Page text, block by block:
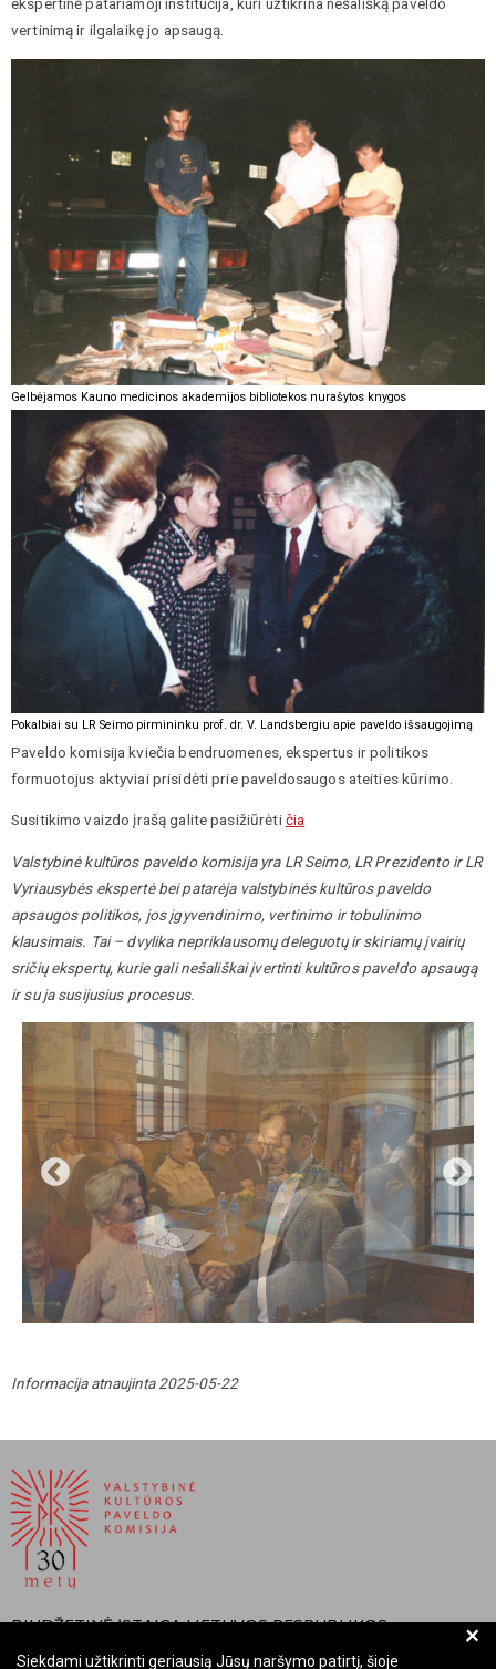
vertinimą ir ilgalaikę jo apsaugą.
Gelbėjamos Kauno medicinos akademijos bibliotekos nurašytos knygos
Pokalbiai su LR Seimo pirmininku prof. dr. V. Landsbergiu apie paveldo išsaugojimą
Paveldo komisija kviečia bendruomenes, ekspertus ir politikos
formuotojus aktyviai prisidėti prie paveldosaugos ateities kūrimo.
Susitikimo vaizdo įrašą galite pasižiūrėtičia
Valstybinė kultūros paveldo komisija yra LR Seimo, LR Prezidento ir LR
Vyriausybės ekspertė bei patarėja valstybinės kultūros paveldo
apsaugos politikos, jos įgyvendinimo, vertinimo ir tobulinimo
klausimais. Tai – dvylika nepriklausomų deleguotų ir skiriamų įvairių
sričių ekspertų, kurie gali nešališkai įvertinti kultūros paveldo apsaugą
ir su ja susijusius procesus.
Informacija atnaujinta 2025-05-22
BIUDŽETINĖ ĮSTAIGA LIETUVOS RESPUBLIKOS
VALSTYBINĖ KULTŪROS PAVELDO KOMISIJA
+
Siekdami užtikrinti geriausią Jūsų naršymo patirtį, šioje